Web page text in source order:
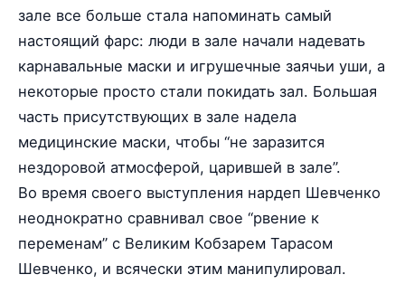
зале все больше стала напоминать самый
настоящий фарс: люди в зале начали надевать
карнавальные маски и игрушечные заячьи уши, а
некоторые просто стали покидать зал. Большая
часть присутствующих в зале надела
медицинские маски, чтобы “не заразится
нездоровой атмосферой, царившей в зале”.
Во время своего выступления нардеп Шевченко
неоднократно сравнивал свое “рвение к
переменам” с Великим Кобзарем Тарасом
Шевченко, и всячески этим манипулировал.